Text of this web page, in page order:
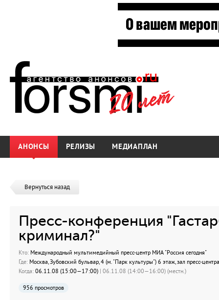
АНОНСЫ РЕЛИЗЫ МЕДИАПЛАН
Вернуться назад
Пресс-конференция
криминал?"
Кто: Международный мультимедийный пресс-центр МИА "Россия сегодня"
Где: Москва, Зубовский бульвар, 4 (м. "Парк культуры") 6 этаж, зал пресс-
Когда: 06.11.08 (15:00—17:00) | 06.11.08 (14:00—16:00) (местн.)
956 просмотров